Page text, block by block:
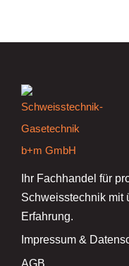
Ihr Fachhandel für
Schweisstechnik mit
Erfahrung.
Impressum &
AGB